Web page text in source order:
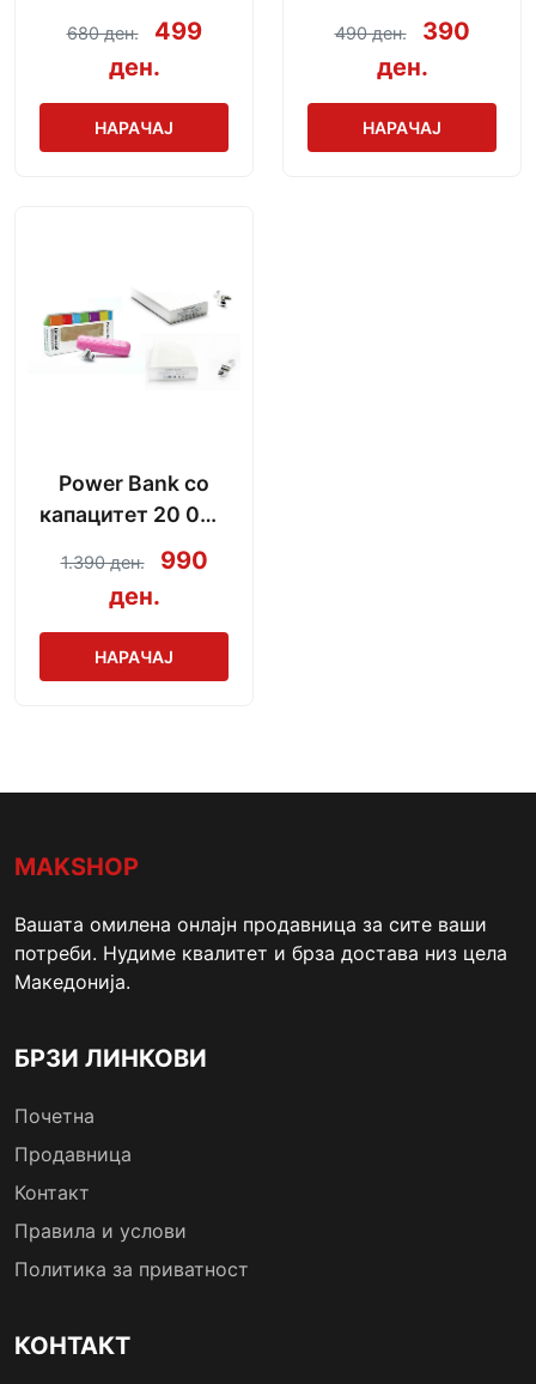
Android со модел
по избор
680 ден.
499
ден.
НАРАЧАЈ
mAh + кабел за
полнење
490 ден.
390
ден.
НАРАЧАЈ
Power Bank со
капацитет 20 000
mAh + кабел за
полнење
1.390 ден.
990
ден.
НАРАЧАЈ
MAKSHOP
Вашата омилена онлајн продавница за сите ваши
потреби. Нудиме квалитет и брза достава низ цела
Македонија.
БРЗИ ЛИНКОВИ
Почетна
Продавница
Контакт
Правила и услови
Политика за приватност
КОНТАКТ